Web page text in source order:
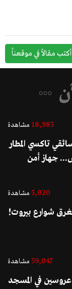
أكتب مقالاً في موقعناً
18,985 مشاهدة
تاكسي المطار
جهاز أمن
5,020 مشاهدة
تغرق شوارع بيروت!
59,047 مشاهدة
في المسجد